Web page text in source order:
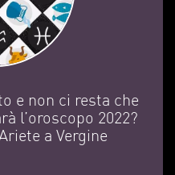
e non ci resta che
l’oroscopo 2022?
a Vergine